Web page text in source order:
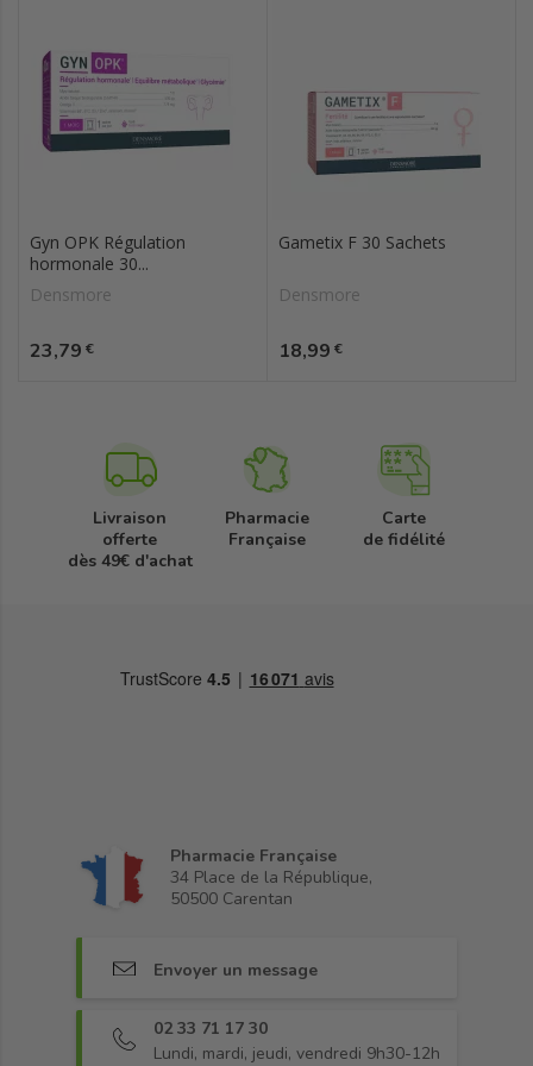
Gyn OPK Régulation
hormonale 30...
Densmore
Prix
23,79 €
Gametix F 30 Sachets
Densmore
Prix
18,99 €
Livraison
offerte
dès 49€ d'achat
Pharmacie
Française
Carte
de fidélité
Pharmacie Française
34 Place de la République,
50500 Carentan
Envoyer un message
02 33 71 17 30
Lundi, mardi, jeudi, vendredi 9h30-12h